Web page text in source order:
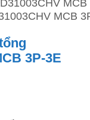
MCB
3P-3E